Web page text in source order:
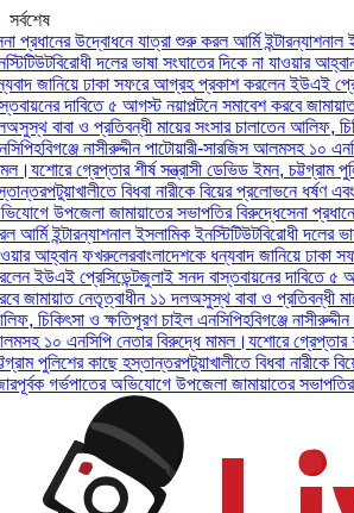
সর্বশেষ
প্রধানের উদ্বোধনে যাত্রা শুরু করল আর্মি ইন্টারন্যাশনাল
বিরোধী দলের ভাষা সংঘাতের দিকে না যাওয়ার
জানিয়ে ঢাকা সফরে আগ্রহ প্রকাশ করলেন ইউএই
দাবিতে ৫ আগস্ট নয়াপল্টনে সমাবেশ করবে জামায়াত
বাবা ও প্রতিবন্ধী মায়ের সংসার চালাতেন আলিফ,
হবিগঞ্জে নাসীরুদ্দীন পাটোয়ারী-সারজিস আলমসহ ১০
যশোরে গ্রেপ্তার শীর্ষ সন্ত্রাসী ডেভিড ইমন, চট্টগ্রাম
পটুয়াখালীতে বিধবা নারীকে বিয়ের প্রলোভনে ধর্ষণ এবং
উপজেলা জামায়াতের সভাপতির বিরুদ্ধেসেনা
ইন্টারন্যাশনাল ইসলামিক ইনস্টিটিউটবিরোধী দলের
আহ্বান ফখরুলেরবাংলাদেশকে ধন্যবাদ জানিয়ে ঢাকা
ইউএই প্রেসিডেন্টজুলাই সনদ বাস্তবায়নের দাবিতে ৫
জামায়াত নেতৃত্বাধীন ১১ দলঅসুস্থ বাবা ও প্রতিবন্ধী
চিকিৎসা ও ক্ষতিপূরণ চাইল এনসিপিহবিগঞ্জে নাসীরুদ্দীন
১০ এনসিপি নেতার বিরুদ্ধে মামল।যশোরে গ্রেপ্তার
পুলিশের কাছে হস্তান্তরপটুয়াখালীতে বিধবা নারীকে
গর্ভপাতের অভিযোগে উপজেলা জামায়াতের সভাপতির